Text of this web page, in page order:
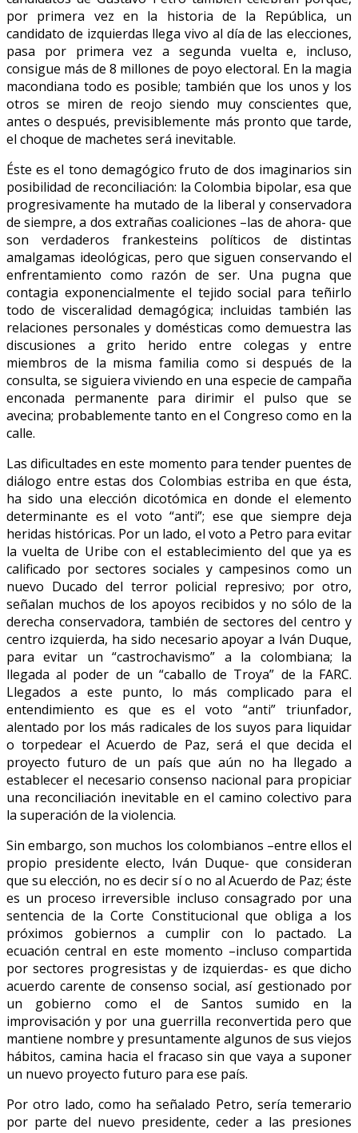
por primera vez en la historia de la República, un
candidato de izquierdas llega vivo al día de las elecciones,
pasa por primera vez a segunda vuelta e, incluso,
consigue más de 8 millones de poyo electoral. En la magia
macondiana todo es posible; también que los unos y los
otros se miren de reojo siendo muy conscientes que,
antes o después, previsiblemente más pronto que tarde,
el choque de machetes será inevitable.
Éste es el tono demagógico fruto de dos imaginarios sin
posibilidad de reconciliación: la Colombia bipolar, esa que
progresivamente ha mutado de la liberal y conservadora
de siempre, a dos extrañas coaliciones –las de ahora- que
son verdaderos frankesteins políticos de distintas
amalgamas ideológicas, pero que siguen conservando el
enfrentamiento como razón de ser. Una pugna que
contagia exponencialmente el tejido social para teñirlo
todo de visceralidad demagógica; incluidas también las
relaciones personales y domésticas como demuestra las
discusiones a grito herido entre colegas y entre
miembros de la misma familia como si después de la
consulta, se siguiera viviendo en una especie de campaña
enconada permanente para dirimir el pulso que se
avecina; probablemente tanto en el Congreso como en la
calle.
Las dificultades en este momento para tender puentes de
diálogo entre estas dos Colombias estriba en que ésta,
ha sido una elección dicotómica en donde el elemento
determinante es el voto “anti”; ese que siempre deja
heridas históricas. Por un lado, el voto a Petro para evitar
la vuelta de Uribe con el establecimiento del que ya es
calificado por sectores sociales y campesinos como un
nuevo Ducado del terror policial represivo; por otro,
señalan muchos de los apoyos recibidos y no sólo de la
derecha conservadora, también de sectores del centro y
centro izquierda, ha sido necesario apoyar a Iván Duque,
para evitar un “castrochavismo” a la colombiana; la
llegada al poder de un “caballo de Troya” de la FARC.
Llegados a este punto, lo más complicado para el
entendimiento es que es el voto “anti” triunfador,
alentado por los más radicales de los suyos para liquidar
o torpedear el Acuerdo de Paz, será el que decida el
proyecto futuro de un país que aún no ha llegado a
establecer el necesario consenso nacional para propiciar
una reconciliación inevitable en el camino colectivo para
la superación de la violencia.
Sin embargo, son muchos los colombianos –entre ellos el
propio presidente electo, Iván Duque- que consideran
que su elección, no es decir sí o no al Acuerdo de Paz; éste
es un proceso irreversible incluso consagrado por una
sentencia de la Corte Constitucional que obliga a los
próximos gobiernos a cumplir con lo pactado. La
ecuación central en este momento –incluso compartida
por sectores progresistas y de izquierdas- es que dicho
acuerdo carente de consenso social, así gestionado por
un gobierno como el de Santos sumido en la
improvisación y por una guerrilla reconvertida pero que
mantiene nombre y presuntamente algunos de sus viejos
hábitos, camina hacia el fracaso sin que vaya a suponer
un nuevo proyecto futuro para ese país.
Por otro lado, como ha señalado Petro, sería temerario
por parte del nuevo presidente, ceder a las presiones